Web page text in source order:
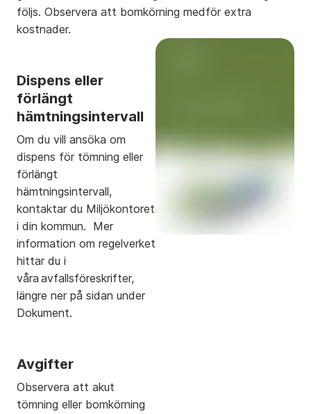
följs. Observera att bomkörning medför extra
kostnader.
Dispens eller
förlängt
hämtningsintervall
Om du vill ansöka om
dispens för tömning eller
förlängt
hämtningsintervall,
kontaktar du Miljökontoret
i din kommun. Mer
information om regelverket
hittar du i
våra avfallsföreskrifter,
längre ner på sidan under
Dokument.
Avgifter
Observera att akut
tömning eller bomkörning